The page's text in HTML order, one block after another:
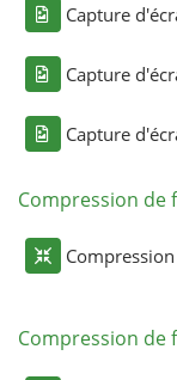
Capture
Capture
Capture
Compression de
Compression
Compression de